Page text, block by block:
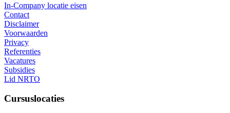
In-Company locatie eisen
Contact
Disclaimer
Voorwaarden
Privacy
Referenties
Vacatures
Subsidies
Lid NRTO
Cursuslocaties